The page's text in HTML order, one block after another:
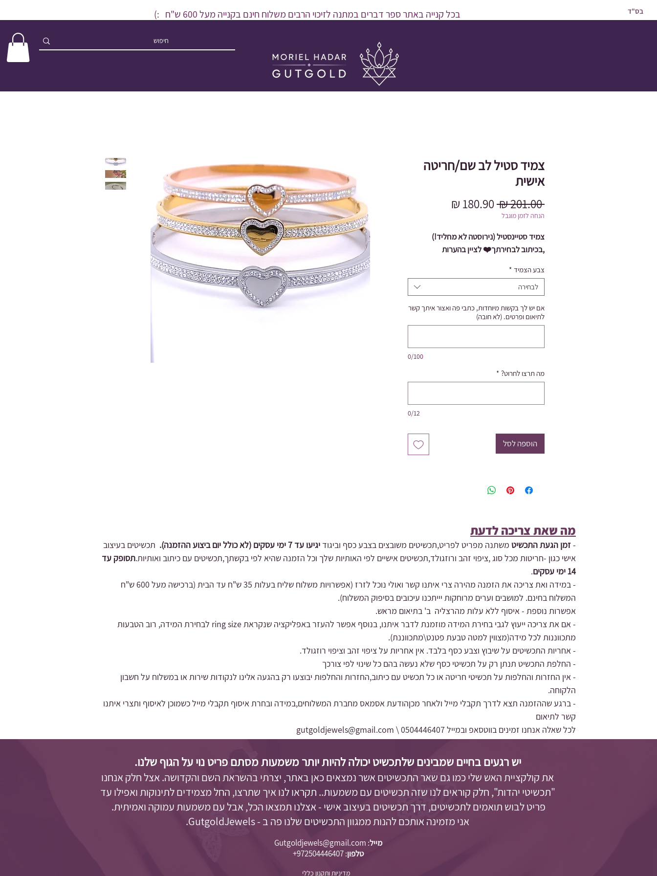
בס"ד בכל קנייה באתר ספר דברים במתנה לזיכוי הרבים משלוח חינם בקנייה מעל 600 ש"ח :)
צמיד סטיל לב שם/חריטה
אישית
‏201.00 ‏₪
מחיר
הנחה לזמן מוגבל
צמיד סטיינסטיל (נירוסטה לא מחליד!)
,בכיתוב לבחירתך❤️ לציין בהערות
צבע הצמיד *
לבחירה
אם יש לך בקשות מיוחדות, כתבי פה ואצור איתך קשר
לתיאום ופרטים. (לא חובה)
0/100
מה תרצו לחרוט? *
0/12
הוספה לסל
מה שאת צריכה לדעת​
-זמן הגעת התכשיט משתנה מפריט לפריט,תכשיטים משובצים בצבע כסף וביגוד יגיעו עד 7 ימי עסקים (לא כולל יום ביצוע ההזמנה).
תכשיטים בעיצוב
אישי כגון -חריטות מכל סוג ,ציפוי זהב ורוזגולד,תכשיטים אישיים לפי האותיות שלך וכל הזמנה שהיא לפי בקשתך,תכשיטים עם כיתוב ואותיות.תסופק עד
14 ימי עסקים
.
- במידה ואת צריכה את הזמנה מהירה צרי איתנו קשר ואולי נוכל לזרז
(אפשרויות משלוח שליח בעלות 35 ש"ח עד הבית (ברכישה מעל 600 ש"ח
המשלוח בחינם. למושבים וערים מרוחקות יייתכנו עיכובים בסיפוק המשלוח).
אפשרות נוספת - איסוף ללא עלות מהרצליה ב' בתיאום מראש.
- אם את צריכה ייעוץ לגבי בחירת המידה מוזמנת לדבר איתנו, בנוסף אפשר להעזר באפליקציה שנקראת ring size לבחירת המידה, רוב הטבעות
מתכווננות לכל מידה(מצווין למטה טבעת פטנט\מתכווננת).
- אחריות התכשיטים על שיבוץ וצבע כסף בלבד. אין אחריות על ציפוי זהב וציפוי רוזגולד.
- החלפת התכשיט תנתן רק על תכשיטי כסף שלא נעשה בהם כל שינוי לפי צורכך
- אין החזרות והחלפות על תכשיטי חריטה או כל תכשיט עם כיתוב,החזרות והחלפות יבוצעו רק בהגעה אלינו לנקודות שירות או במשלוח על חשבון
הלקוחה.
- ברגע שההזמנה תצא לדרך תקבלי מייל ולאחר מכןהודעת אסמאס מחברת המשלוחים,במידה ובחרת איסוף תקבלי מייל כשמוכן לאיסוף ותצרי איתנו
קשר לתיאום
לכל שאלה אנחנו זמינים בווטסאפ ובמייל 0504446407 \
gutgoldjewels@gmail.com
יש רגעים בחיים שמבינים שלתכשיט יכולה להיות יותר משמעות מסתם פריט נוי על הגוף שלנו.
את קולקציית האש שלי כמו גם שאר התכשיטים אשר נמצאים כאן באתר, יצרתי בהשראת השם והקדושה. אצל חלק אנחנו
"תכשיטי יהדות", חלק קוראים לנו שזה תכשיטים עם משמעות.. תקראו לנו איך שתרצו, החל מצמידים לתינוקות ואפילו עד
פריט לבוש תואמים לתכשיטים, דרך תכשיטים בעיצוב אישי - אצלנו תמצאו הכל, אבל עם משמעות עמוקה ואמיתית.
אני מזמינה אותכם להנות ממגוון התכשיטים שלנו פה ב - GutgoldJewels.
מייל:
Gutgoldjewels@gmail.com
טלפון:
972504446407+
מדיניות ותקנון כללי